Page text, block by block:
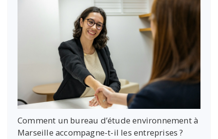
Comment un bureau d’étude environnement à
Marseille accompagne-t-il les entreprises ?